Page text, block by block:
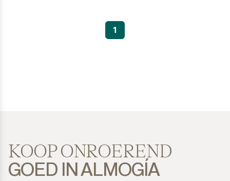
1
KOOP ONROEREND
GOED IN ALMOGÍA